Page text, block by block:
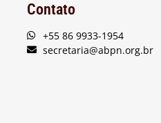
Contato
+55 86 9933-1954
secretaria@abpn.org.br